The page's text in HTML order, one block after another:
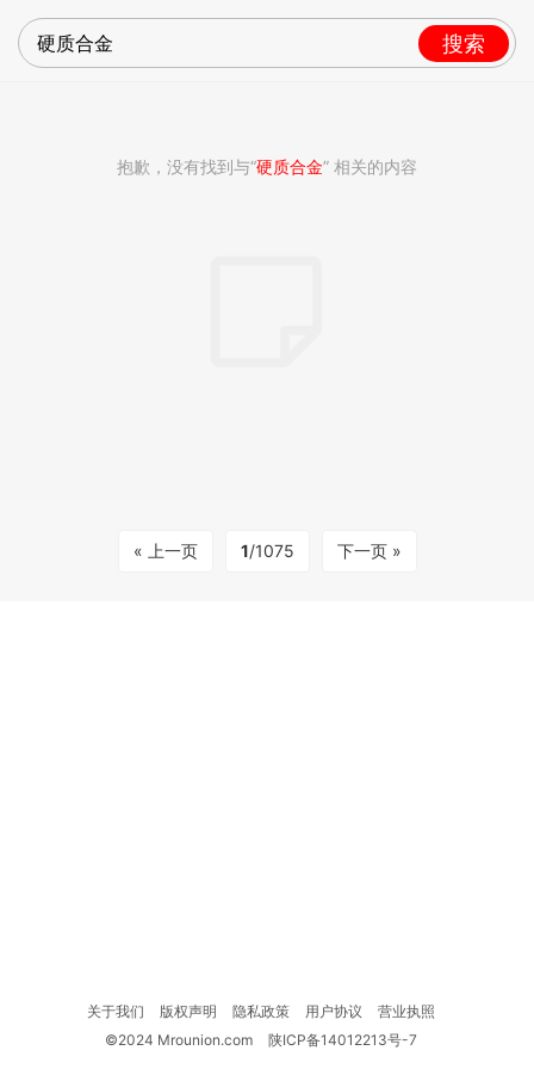
搜索
抱歉，没有找到与“硬质合金” 相关的内容
« 上一页 1/1075 下一页 »
关于我们 版权声明 隐私政策 用户协议
营业执照
©2024 Mrounion.com
陕ICP备14012213号-7